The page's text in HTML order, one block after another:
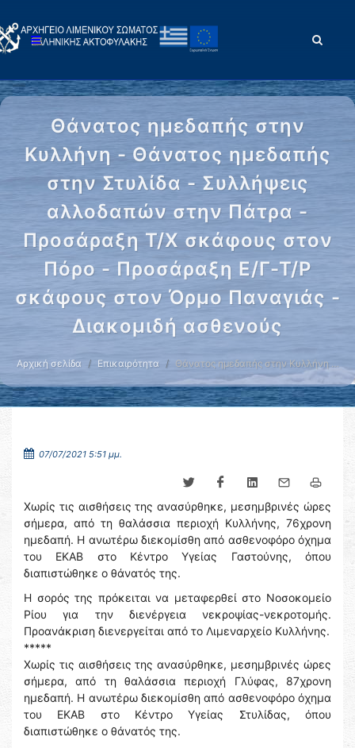
Θάνατος ημεδαπής στην
Κυλλήνη - Θάνατος ημεδαπής
στην Στυλίδα - Συλλήψεις
αλλοδαπών στην Πάτρα -
Προσάραξη Τ/Χ σκάφους στον
Πόρο - Προσάραξη Ε/Γ-Τ/Ρ
σκάφους στον Όρμο Παναγιάς -
Διακομιδή ασθενούς
Αρχική σελίδα Επικαιρότητα Θάνατος ημεδαπής στην Κυλλήνη …
07/07/2021 5:51 μμ.
Χωρίς τις αισθήσεις της ανασύρθηκε, μεσημβρινές ώρες
σήμερα, από τη θαλάσσια περιοχή Κυλλήνης, 76χρονη
ημεδαπή. Η ανωτέρω διεκομίσθη από ασθενοφόρο όχημα
του ΕΚΑΒ στο Κέντρο Υγείας Γαστούνης, όπου
διαπιστώθηκε ο θάνατός της.
Η σορός της πρόκειται να μεταφερθεί στο Νοσοκομείο
Ρίου για την διενέργεια νεκροψίας-νεκροτομής.
Προανάκριση διενεργείται από το Λιμεναρχείο Κυλλήνης.
*****
Χωρίς τις αισθήσεις της ανασύρθηκε, μεσημβρινές ώρες
σήμερα, από τη θαλάσσια περιοχή Γλύφας, 87χρονη
ημεδαπή. Η ανωτέρω διεκομίσθη από ασθενοφόρο όχημα
του ΕΚΑΒ στο Κέντρο Υγείας Στυλίδας, όπου
διαπιστώθηκε ο θάνατός της.